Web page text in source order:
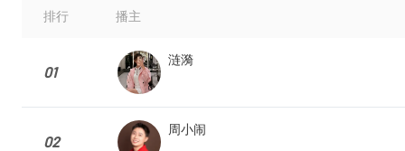
排行 播主
01
涟漪
02
周小闹